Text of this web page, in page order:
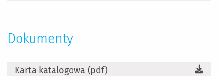
Dokumenty
Karta katalogowa (pdf)